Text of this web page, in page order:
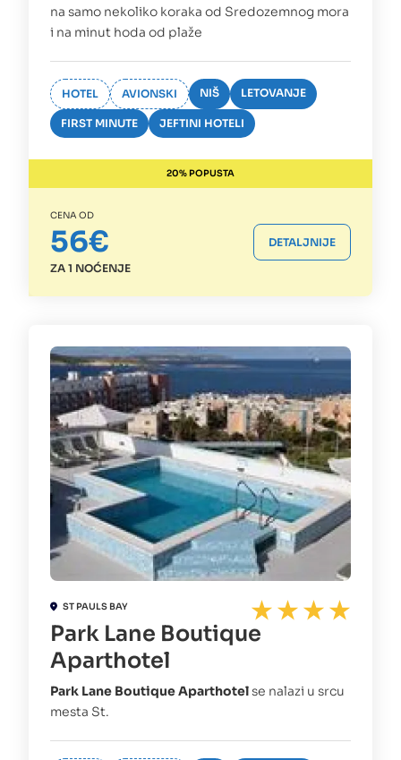
na samo nekoliko koraka od Sredozemnog mora
i na minut hoda od plaže
HOTEL AVIONSKI NIŠ LETOVANJE
FIRST MINUTE JEFTINI HOTELI
20% POPUSTA
CENA OD
56€
ZA 1 NOĆENJE
DETALJNIJE
ST PAULS BAY
Park Lane Boutique
Aparthotel
Park Lane Boutique Aparthotelse nalazi u srcu
mesta St.